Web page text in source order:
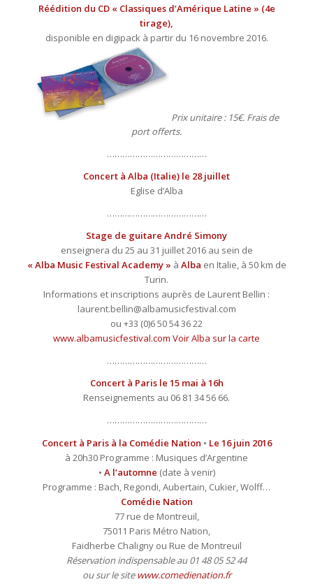
Réédition du CD « Classiques d’Amérique Latine » (4e
tirage),
disponible en digipack à partir du 16 novembre 2016.
Prix unitaire : 15€. Frais de
port offerts.
…………………………………
Concert à Alba (Italie) le 28 juillet
Eglise d’Alba
…………………………………
Stage de guitare André Simony
enseignera du 25 au 31 juillet 2016 au sein de
« Alba Music Festival Academy » à Alba en Italie, à 50 km de
Turin.
Informations et inscriptions auprès de Laurent Bellin :
laurent.bellin@albamusicfestival.com
ou +33 (0)6 50 54 36 22
www.albamusicfestival.com Voir Alba sur la carte
…………………………………
Concert à Paris le 15 mai à 16h
Renseignements au 06 81 34 56 66.
…………………………………
Concert à Paris à la Comédie Nation • Le 16 juin 2016
à 20h30 Programme : Musiques d’Argentine
• A l’automne (date à venir)
Programme : Bach, Regondi, Aubertain, Cukier, Wolff…
Comédie Nation
77 rue de Montreuil,
75011 Paris Métro Nation,
Faidherbe Chaligny ou Rue de Montreuil
Réservation indispensable au 01 48 05 52 44
ou sur le site www.comedienation.fr